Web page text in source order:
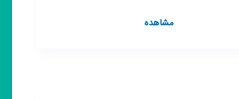
مشاهدهکانال